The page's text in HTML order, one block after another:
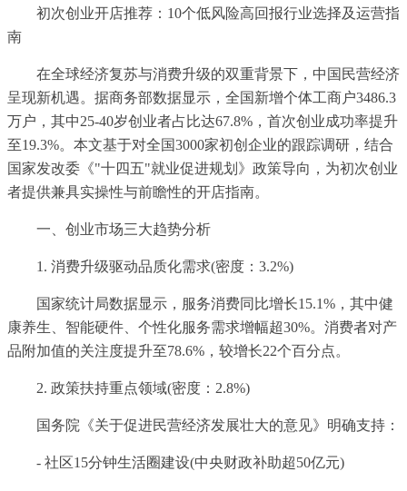
初次创业开店推荐：10个低风险高回报行业选择及运营指
南
在全球经济复苏与消费升级的双重背景下，中国民营经济
呈现新机遇。据商务部数据显示，全国新增个体工商户3486.3
万户，其中25-40岁创业者占比达67.8%，首次创业成功率提升
至19.3%。本文基于对全国3000家初创企业的跟踪调研，结合
国家发改委《"十四五"就业促进规划》政策导向，为初次创业
者提供兼具实操性与前瞻性的开店指南。
一、创业市场三大趋势分析
1. 消费升级驱动品质化需求(密度：3.2%)
国家统计局数据显示，服务消费同比增长15.1%，其中健
康养生、智能硬件、个性化服务需求增幅超30%。消费者对产
品附加值的关注度提升至78.6%，较增长22个百分点。
2. 政策扶持重点领域(密度：2.8%)
国务院《关于促进民营经济发展壮大的意见》明确支持：
- 社区15分钟生活圈建设(中央财政补助超50亿元)